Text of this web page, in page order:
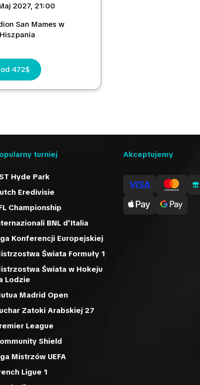
2027, 21:00
San Mames w
472$
turniej
Hyde Park
Eredivisie
Championship
BNL d'Italia
Konferencji Europejskiej
Świata Formuły 1
Świata w Hokeju
Lodzie
Madrid Open
Zatoki Arabskiej 27
League
Shield
Mistrzów UEFA
Ligue 1
Akceptujemy